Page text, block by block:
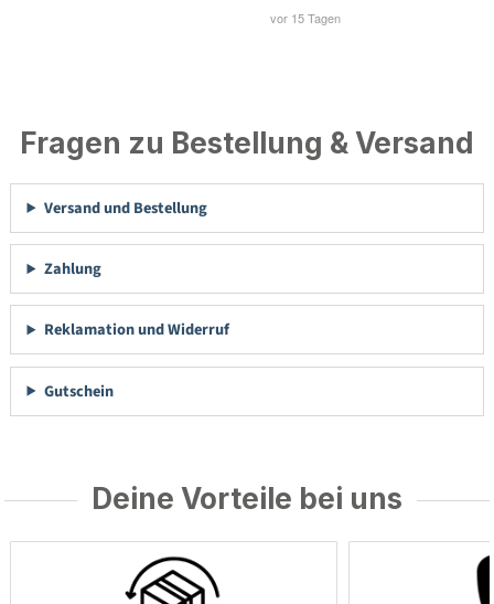
Fragen zu Bestellung & Versand
Versand und Bestellung
Zahlung
Reklamation und Widerruf
Gutschein
Deine Vorteile bei uns